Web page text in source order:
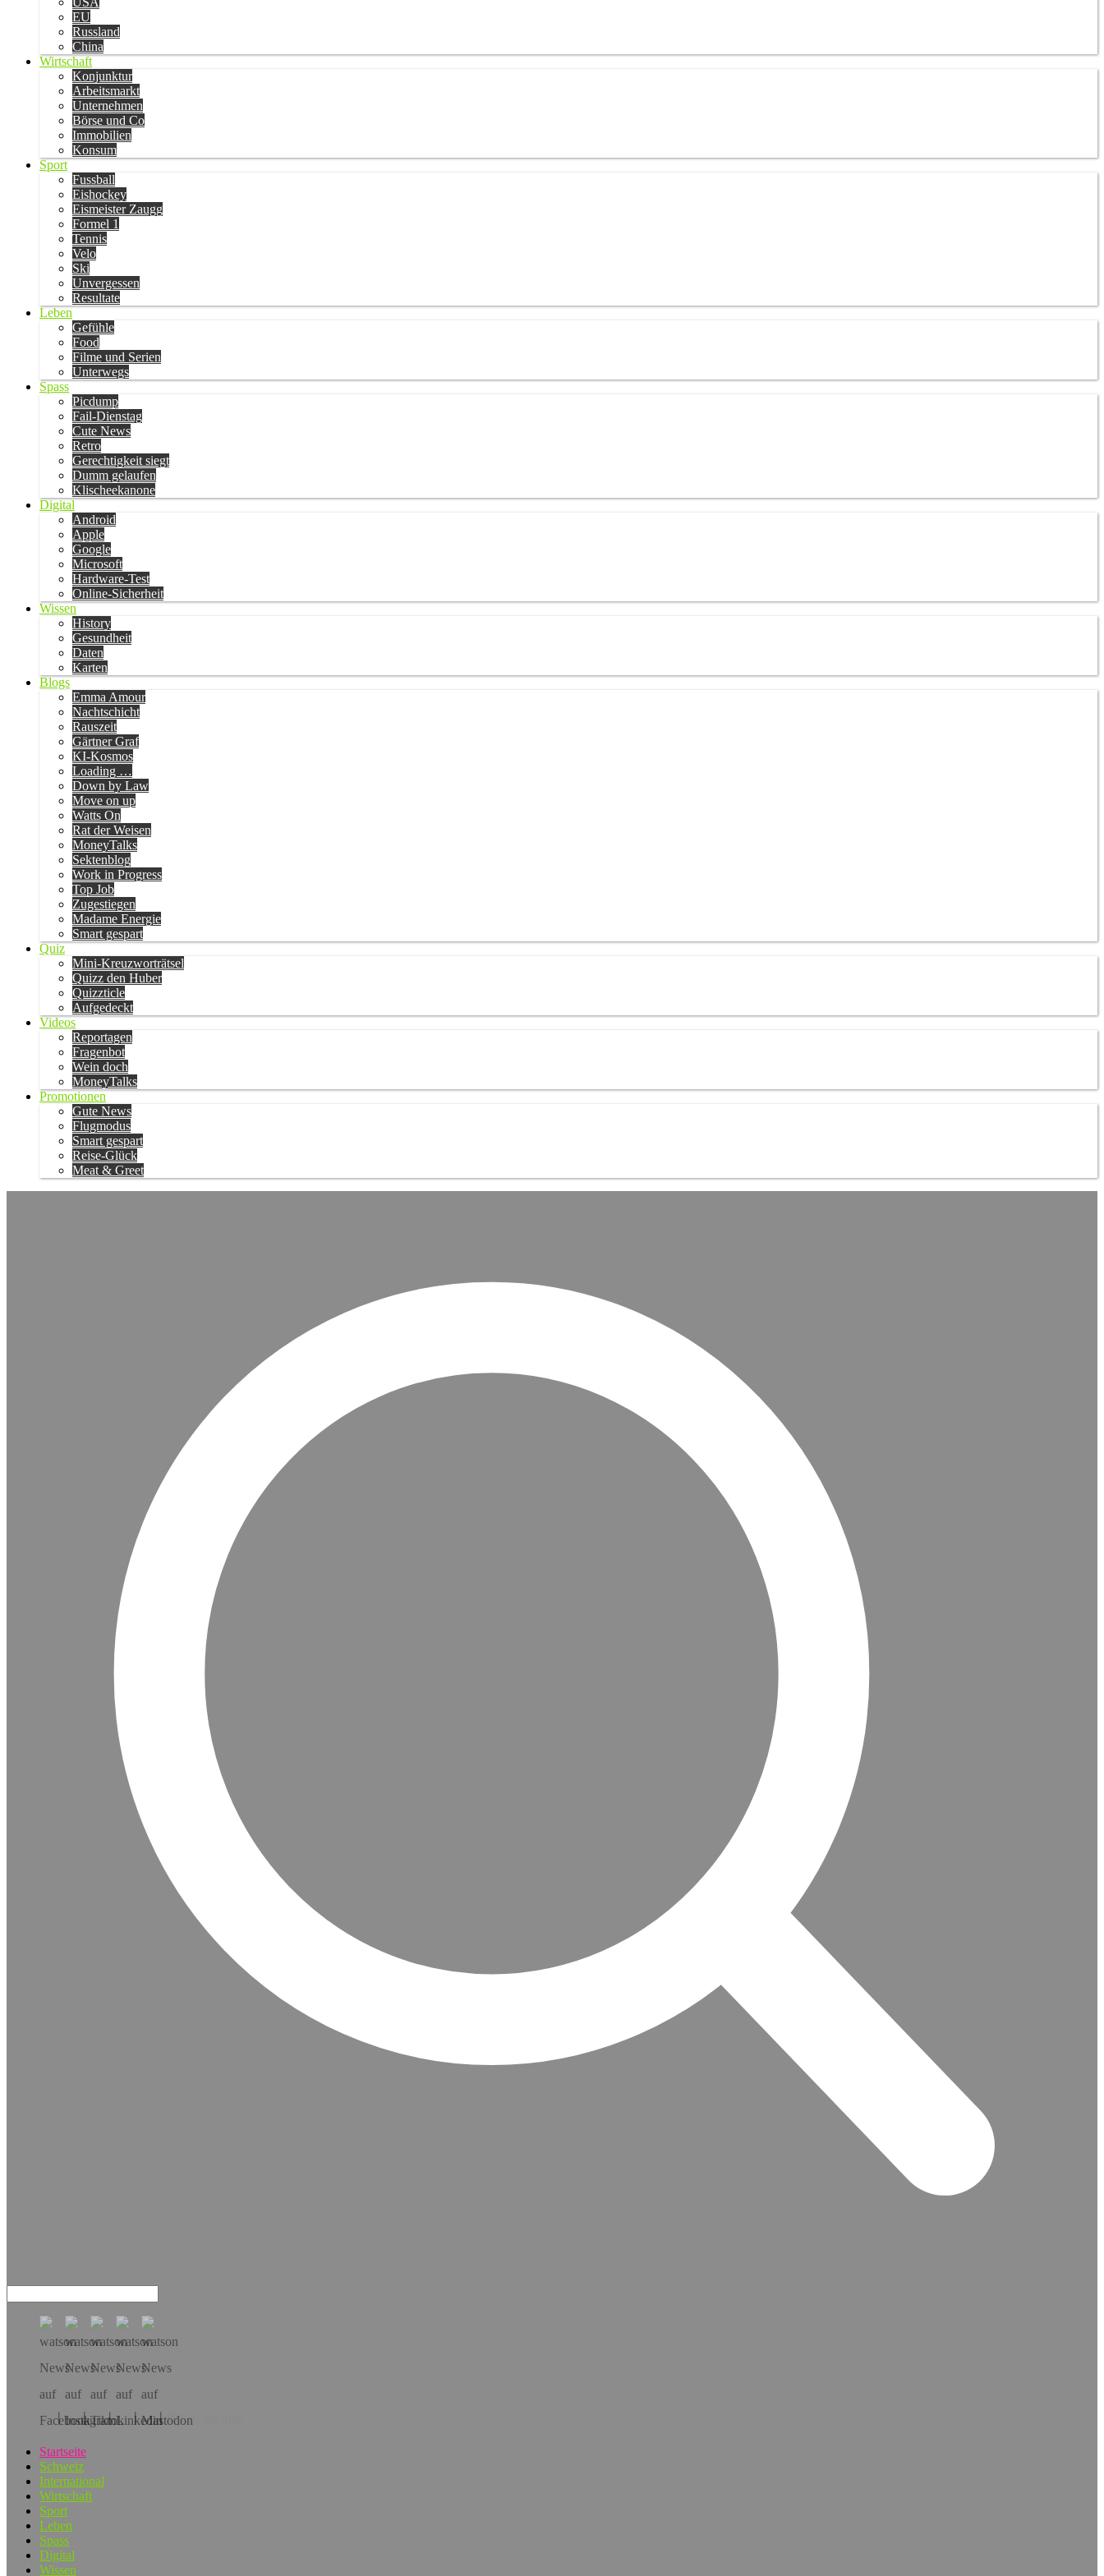
EU
Russland
China
Wirtschaft
Konjunktur
Arbeitsmarkt
Unternehmen
Börse und Co
Immobilien
Konsum
Sport
Fussball
Eishockey
Eismeister Zaugg
Formel 1
Tennis
Velo
Ski
Unvergessen
Resultate
Leben
Gefühle
Food
Filme und Serien
Unterwegs
Spass
Picdump
Fail-Dienstag
Cute News
Retro
Gerechtigkeit siegt
Dumm gelaufen
Klischeekanone
Digital
Android
Apple
Google
Microsoft
Hardware-Test
Online-Sicherheit
Wissen
History
Gesundheit
Daten
Karten
Blogs
Emma Amour
Nachtschicht
Rauszeit
Gärtner Graf
KI-Kosmos
Loading …
Down by Law
Move on up
Watts On
Rat der Weisen
MoneyTalks
Sektenblog
Work in Progress
Top Job
Zugestiegen
Madame Energie
Smart gespart
Quiz
Mini-Kreuzworträtsel
Quizz den Huber
Quizzticle
Aufgedeckt
Videos
Reportagen
Fragenbot
Wein doch
MoneyTalks
Promotionen
Gute News
Flugmodus
Smart gespart
Reise-Glück
Meat & Greet
Hol dir die App!
Startseite
Schweiz
International
Wirtschaft
Sport
Leben
Spass
Digital
Wissen